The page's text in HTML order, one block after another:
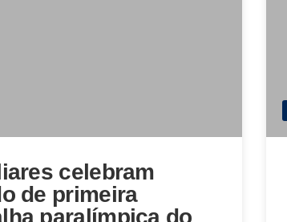
celebram
de primeira
paralímpica do